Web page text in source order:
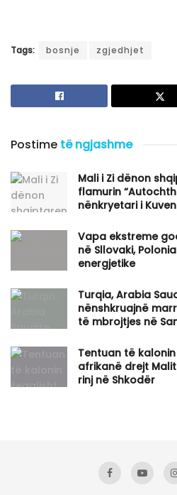
Tags: bosnje zgjedhjet
Postime të ngjashme
​Mali i Zi dënon
flamurin
nënkryetari i
Vapa ekstreme
në Sllovaki,
energjetike
Turqia, Arabia
nënshkruajnë
të mbrojtjes në
Tentuan të
afrikanë drejt
rinj në Shkodër